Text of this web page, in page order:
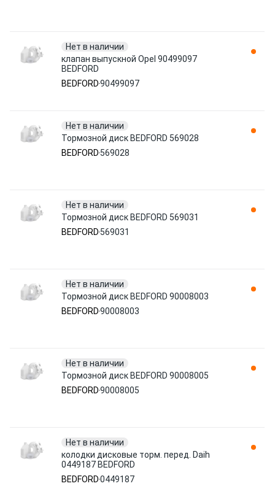
Нет в наличии
клапан выпускной Opel 90499097
BEDFORD
BEDFORD90499097
Нет в наличии
Тормозной диск BEDFORD 569028
BEDFORD 569028
Нет в наличии
Тормозной диск BEDFORD 569031
BEDFORD 569031
Нет в наличии
Тормозной диск BEDFORD 90008003
BEDFORD90008003
Нет в наличии
Тормозной диск BEDFORD 90008005
BEDFORD90008005
Нет в наличии
колодки дисковые торм. перед. Daih
0449187 BEDFORD
BEDFORD0449187